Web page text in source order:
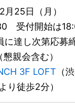
25日（月）
受付開始は
に達し次第応募
親会含む）
3F LOFT （
り徒歩2分）